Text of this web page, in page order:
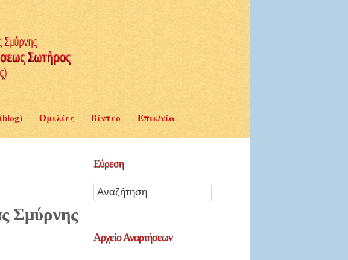
Ομιλίες Βίντεο Επικ/νία
Σμύρνης
Εύρεση
ΑρχείοΑναρτήσεων